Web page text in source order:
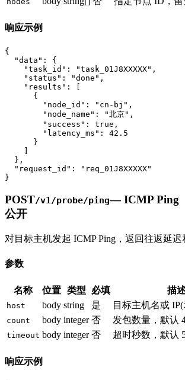
响应示例
{
  "data": {
    "task_id": "task_01J8XXXXX",
    "status": "done",
    "results": [
      {
        "node_id": "cn-bj",
        "node_name": "北京",
        "success": true,
        "latency_ms": 42.5
      }
  },
  "request_id": "req_01J8XXXXX"
}
POST/v1/probe/ping—ICMP Ping
公开
对目标主机发起 ICMP Ping，返回往返延迟
参数
名称 位置 类型 必填 描
host body string 是 目标主机名或 IP(
count body integer 否 发包数量，默认
timeout body integer 否 超时秒数，默认
响应示例